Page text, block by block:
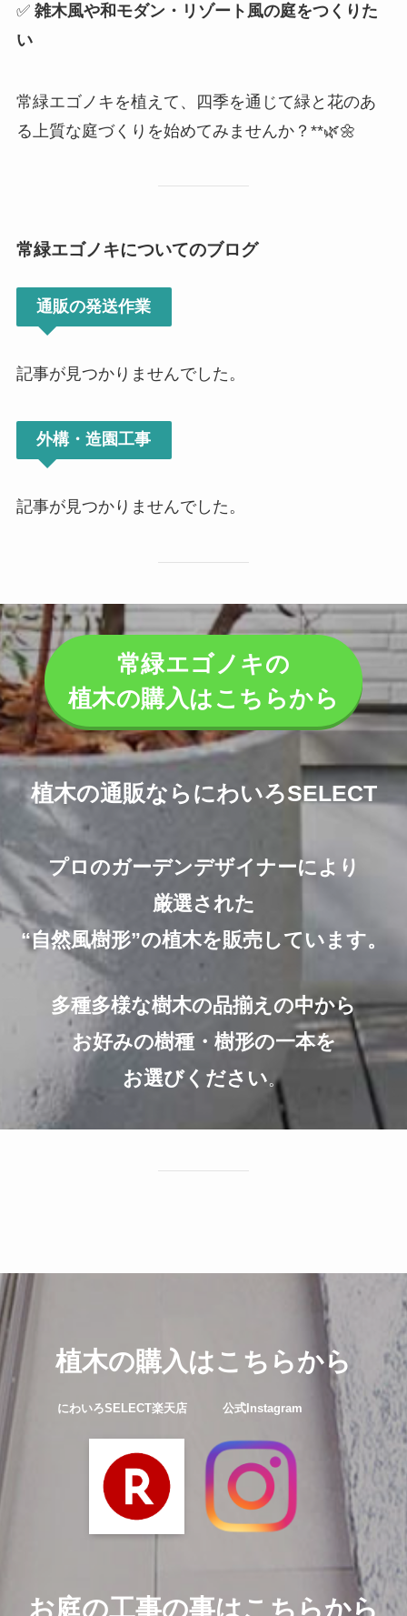
✅ 雑木風や和モダン・リゾート風の庭をつくりた
い
常緑エゴノキを植えて、四季を通じて緑と花のあ
る上質な庭づくりを始めてみませんか？**🌿🌼
常緑エゴノキについてのブログ
通販の発送作業
記事が見つかりませんでした。
外構・造園工事
記事が見つかりませんでした。
常緑エゴノキの
植木の購入はこちらから
植木の通販ならにわいろSELECT
プロのガーデンデザイナーにより
厳選された
“自然風樹形”の植木を販売しています。
多種多様な樹木の品揃えの中から
お好みの樹種・樹形の一本を
お選びください。
植木の購入はこちらから
にわいろSELECT楽天店 公式Instagram
お庭の工事の事はこちらから